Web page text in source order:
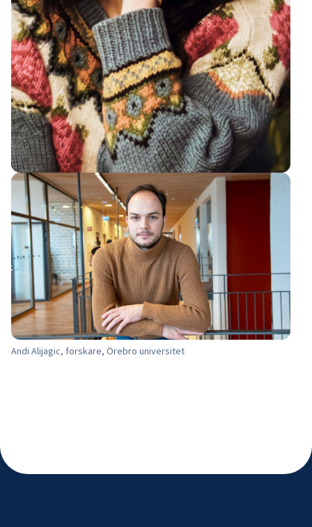
Ingrid Rijk, forskare, Örebro universitet. Foto: Ray Sermulis
Andi Alijagic, forskare, Örebro universitet